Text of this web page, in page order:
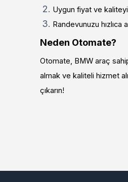
Uygun fiyat ve kaliteyi
Randevunuzu hızlıca
Neden Otomate?
Otomate, BMW araç
almak ve kaliteli hizmet
çıkarın!